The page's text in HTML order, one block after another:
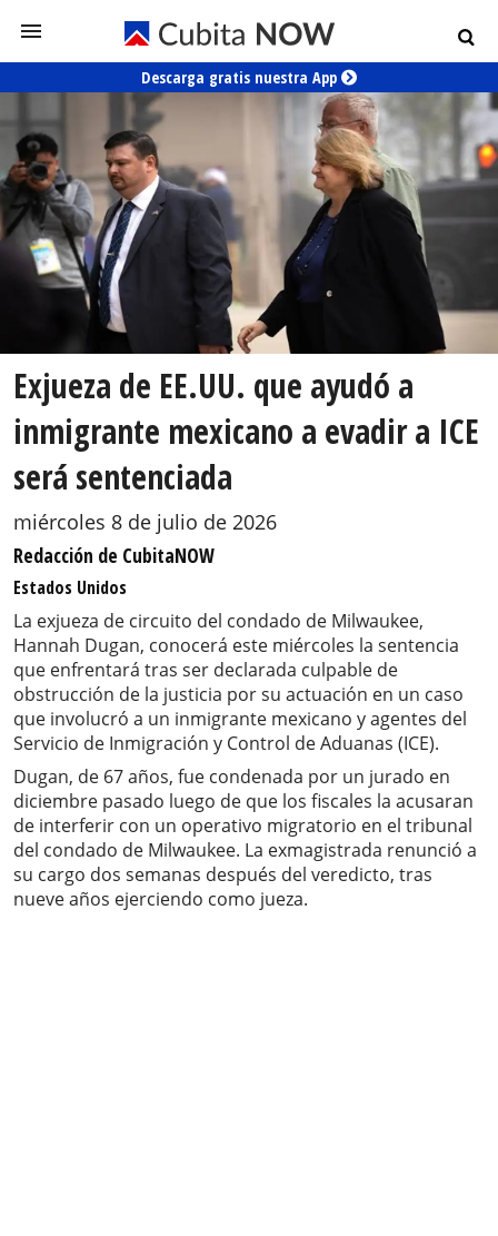
Descarga gratis nuestra App
Exjueza de EE.UU. que ayudó a
inmigrante mexicano a evadir a ICE
será sentenciada
miércoles 8 de julio de 2026
Redacción de CubitaNOW
Estados Unidos
La exjueza de circuito del condado de Milwaukee,
Hannah Dugan, conocerá este miércoles la sentencia
que enfrentará tras ser declarada culpable de
obstrucción de la justicia por su actuación en un caso
que involucró a un inmigrante mexicano y agentes del
Servicio de Inmigración y Control de Aduanas (ICE).
Dugan, de 67 años, fue condenada por un jurado en
diciembre pasado luego de que los fiscales la acusaran
de interferir con un operativo migratorio en el tribunal
del condado de Milwaukee. La exmagistrada renunció a
su cargo dos semanas después del veredicto, tras
nueve años ejerciendo como jueza.